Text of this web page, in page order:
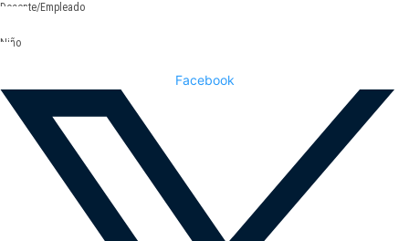
Docente/Empleado
Niño
Facebook